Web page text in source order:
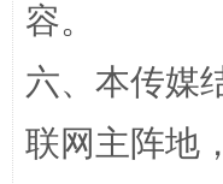
“蜀中异人”王
容。
六、本传媒
联网主阵地